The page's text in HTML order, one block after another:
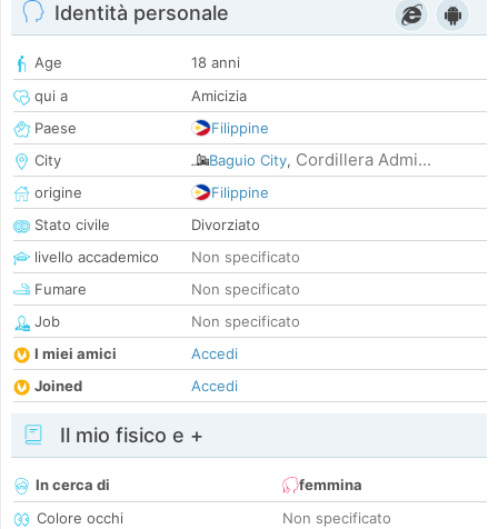
Identità personale
Age
18 anni
qui a
Amicizia
Paese
Filippine
City
Baguio City, Cordillera Admi...
origine
Filippine
Stato civile
Divorziato
livello accademico
Non specificato
Fumare
Non specificato
Job
Non specificato
I miei amici
Accedi
Joined
Accedi
Il mio fisico e +
In cerca di
femmina
Colore occhi
Non specificato